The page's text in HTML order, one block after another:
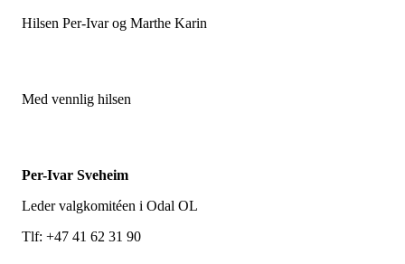
Hilsen Per-Ivar og Marthe Karin
Med vennlig hilsen
Per-Ivar Sveheim
Leder valgkomitéen i Odal OL
Tlf: +47 41 62 31 90